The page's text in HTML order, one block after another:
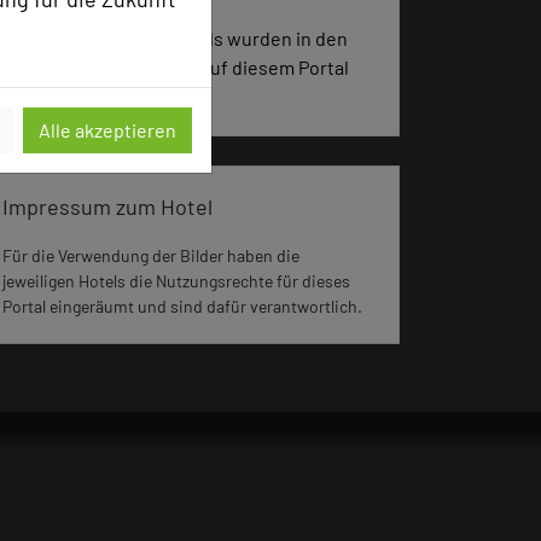
Alle akzeptieren
2032 Seiten dieses Hotels wurden in den
vergangenen 30 Tagen auf diesem Portal
aufgerufen.
Impressum zum Hotel
Für die Verwendung der Bilder haben die
jeweiligen Hotels die Nutzungsrechte für dieses
Portal eingeräumt und sind dafür verantwortlich.